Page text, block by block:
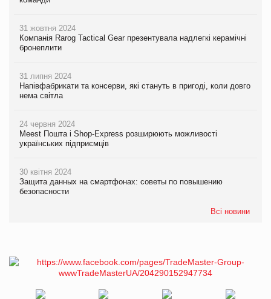
31 жовтня 2024
Компанія Rarog Tactical Gear презентувала надлегкі керамічні
бронеплити
31 липня 2024
Напівфабрикати та консерви, які стануть в пригоді, коли довго
нема світла
24 червня 2024
Meest Пошта і Shop-Express розширюють можливості
українських підприємців
30 квітня 2024
Защита данных на смартфонах: советы по повышению
безопасности
Всі новини